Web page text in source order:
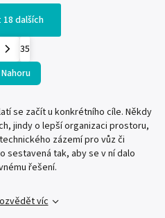
18 dalších
35
Nahoru
se začít u konkrétního cíle. Někdy
jindy o lepší organizaci prostoru,
zázemí pro vůz či
sestavená tak, aby se v ní dalo
řešení.
víc